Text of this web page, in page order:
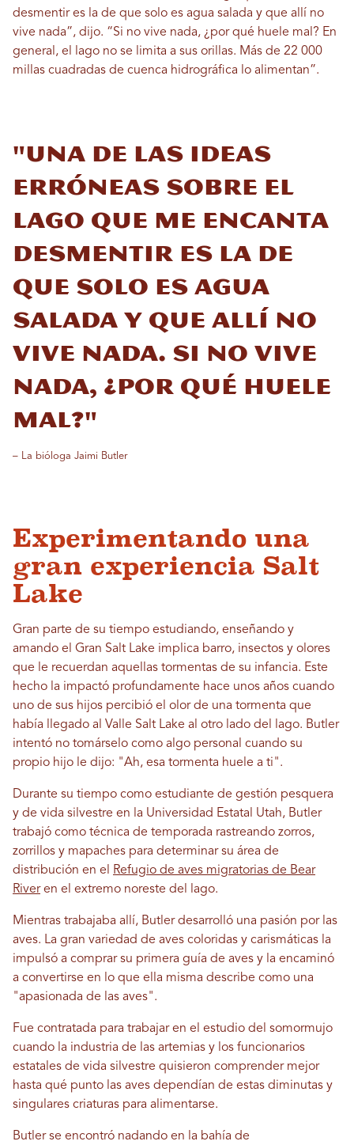
desmentir es la de que solo es agua salada y que allí no
vive nada”, dijo. “Si no vive nada, ¿por qué huele mal? En
general, el lago no se limita a sus orillas. Más de 22 000
millas cuadradas de cuenca hidrográfica lo alimentan”.
"Una de las ideas
erróneas sobre el
lago que me encanta
desmentir es la de
que solo es agua
salada y que allí no
vive nada. Si no vive
nada, ¿por qué huele
mal?"
– La bióloga Jaimi Butler
Experimentando una
gran experiencia Salt
Lake
Gran parte de su tiempo estudiando, enseñando y
amando el Gran Salt Lake implica barro, insectos y olores
que le recuerdan aquellas tormentas de su infancia. Este
hecho la impactó profundamente hace unos años cuando
uno de sus hijos percibió el olor de una tormenta que
había llegado al Valle Salt Lake al otro lado del lago. Butler
intentó no tomárselo como algo personal cuando su
propio hijo le dijo: "Ah, esa tormenta huele a ti".
Durante su tiempo como estudiante de gestión pesquera
y de vida silvestre en la Universidad Estatal Utah, Butler
trabajó como técnica de temporada rastreando zorros,
zorrillos y mapaches para determinar su área de
distribución en el
Refugio de aves migratorias de Bear
Riveren el extremo noreste del lago.
Mientras trabajaba allí, Butler desarrolló una pasión por las
aves. La gran variedad de aves coloridas y carismáticas la
impulsó a comprar su primera guía de aves y la encaminó
a convertirse en lo que ella misma describe como una
"apasionada de las aves".
Fue contratada para trabajar en el estudio del somormujo
cuando la industria de las artemias y los funcionarios
estatales de vida silvestre quisieron comprender mejor
hasta qué punto las aves dependían de estas diminutas y
singulares criaturas para alimentarse.
Butler se encontró nadando en la bahía de